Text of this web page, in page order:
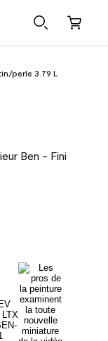
perle 3.79 L